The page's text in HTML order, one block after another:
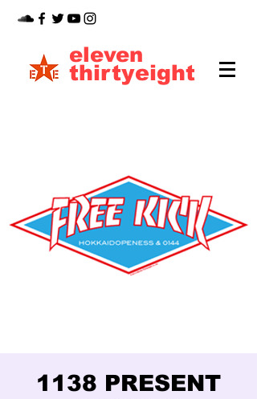
thirtyeight
eleven
1138 PRESENT